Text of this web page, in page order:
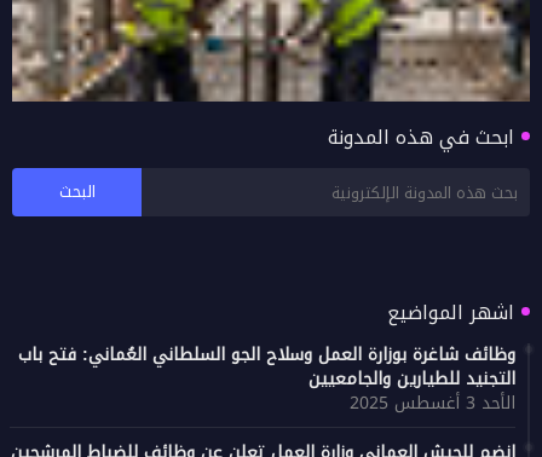
شرح احتساب مكافأة نهاية الخدمة في قانون
ابحث في هذه المدونة
اشهر المواضيع
وظائف شاغرة بوزارة العمل وسلاح الجو السلطاني العُماني: فتح باب
التجنيد للطيارين والجامعيين
الأحد 3 أغسطس 2025